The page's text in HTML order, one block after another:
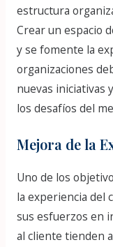
estructura
Crear un espacio
y se fomente la
organizaciones
nuevas iniciativas
los desafíos del
Mejora de la
Uno de los
la experiencia del
sus esfuerzos en
al cliente tienden